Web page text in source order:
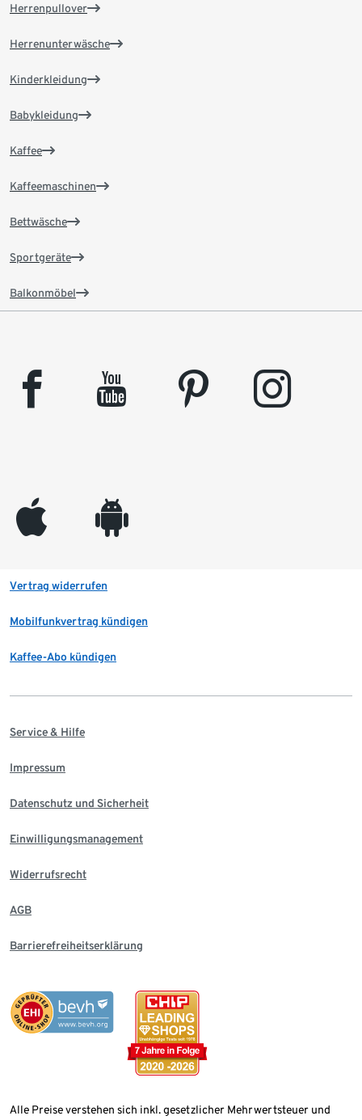
Herrenpullover
Herrenunterwäsche
Kinderkleidung
Babykleidung
Kaffee
Kaffeemaschinen
Bettwäsche
Sportgeräte
Balkonmöbel
facebook youtube pinterest instagram
appleinc android
Vertrag widerrufen
Mobilfunkvertrag kündigen
Kaffee-Abo kündigen
Service & Hilfe
Impressum
Datenschutz und Sicherheit
Einwilligungsmanagement
Widerrufsrecht
AGB
Barrierefreiheitserklärung
Alle Preise verstehen sich inkl. gesetzlicher Mehrwertsteuer und